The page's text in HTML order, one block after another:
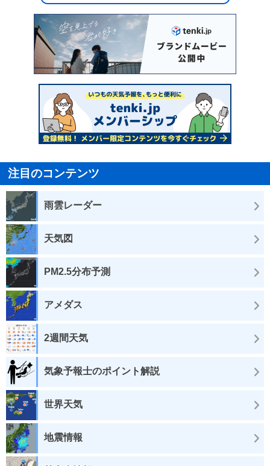
注目のコンテンツ
雨雲レーダー
天気図
PM2.5分布予測
アメダス
2週間天気
気象予報士のポイント解説
世界天気
地震情報